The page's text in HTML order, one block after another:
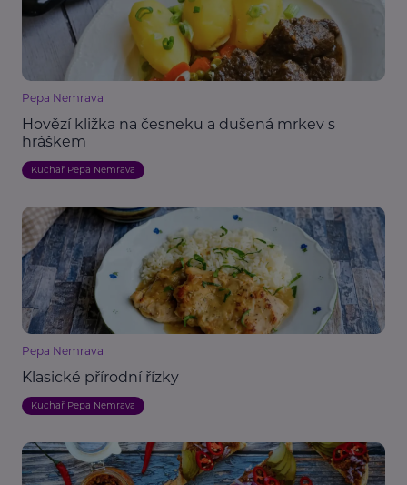
Pepa Nemrava
Hovězí kližka na česneku a dušená mrkev s
hráškem
Kuchař Pepa Nemrava
Pepa Nemrava
Klasické přírodní řízky
Kuchař Pepa Nemrava